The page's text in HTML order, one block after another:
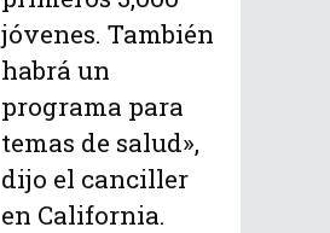
jóvenes. También
habrá un
programa para
temas de salud»,
dijo el canciller
en California.